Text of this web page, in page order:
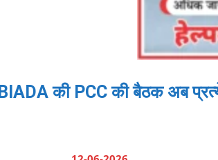
BIADA की PCC की बैठक अब